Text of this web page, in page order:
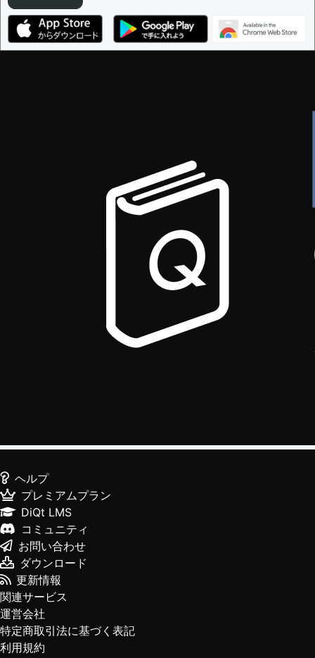
ヘルプ
プレミアムプラン
DiQt LMS
コミュニティ
お問い合わせ
ダウンロード
更新情報
関連サービス
運営会社
特定商取引法に基づく表記
利用規約